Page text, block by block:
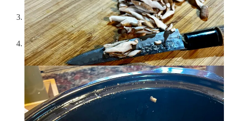
Pon todo lo picado en el slow cooker, añade 100 ml de aceite
de oliva, 150 ml de vino blanco y un poco de sal1.
Cocina durante 4 horas en ALTA o hasta que las setas estén
tiernas.